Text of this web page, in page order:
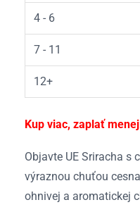
4 - 6
7 - 11
12+
Kup viac, zaplať
Objavte UE Sriracha s
výraznou chuťou
ohnivej a aromatickej